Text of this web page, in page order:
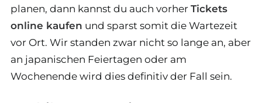
planen, dann kannst du auch vorher Tickets
online kaufen und sparst somit die Wartezeit
vor Ort. Wir standen zwar nicht so lange an, aber
an japanischen Feiertagen oder am
Wochenende wird dies definitiv der Fall sein.